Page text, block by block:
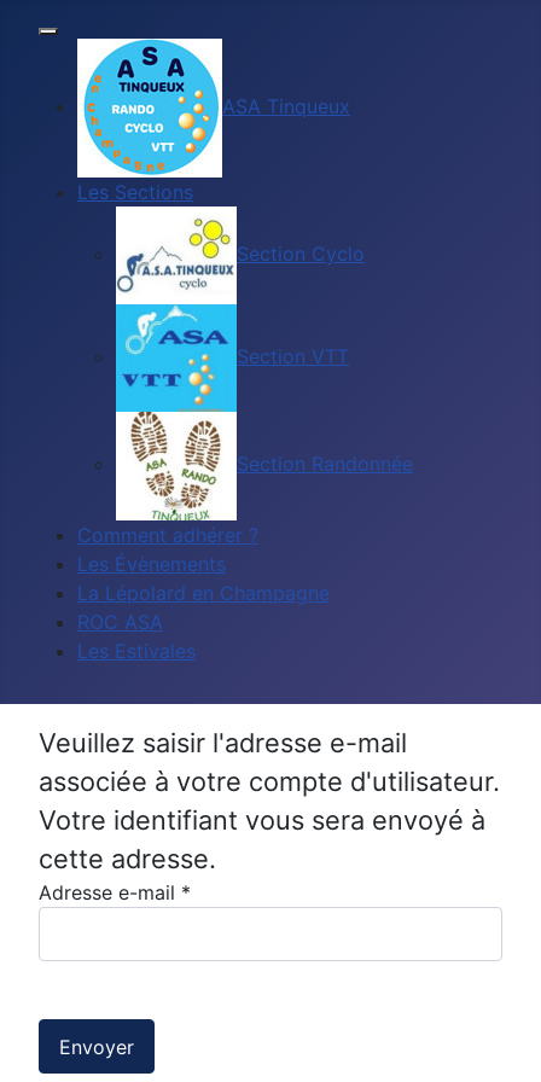
ASA Tinqueux
Les Sections
Section Cyclo
Section VTT
Section Randonnée
Comment adhérer ?
Les Évènements
La Lépolard en Champagne
ROC ASA
Les Estivales
Veuillez saisir l'adresse e-mail
associée à votre compte d'utilisateur.
Votre identifiant vous sera envoyé à
cette adresse.
Adresse e-mail *
Envoyer